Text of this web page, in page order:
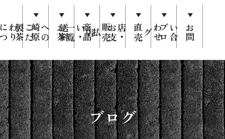
公式通販
サイト |
茶師謹製
の日本
茶、鹿児
島茶
崎
原
製
茶
に
つ
い お
茶
へ
の
こ
だ
わ
り 商
品
一
覧 お
支
払 い
・
送
料 直
売
店
・
販
売
店 ブ
ロ
グ お
問
い
合
わ
せ
ブログ